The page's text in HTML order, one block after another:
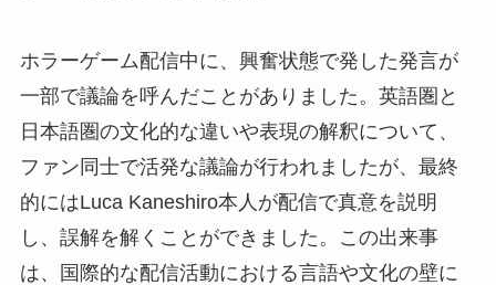
ホラーゲーム配信中に、興奮状態で発した発言が
一部で議論を呼んだことがありました。英語圏と
日本語圏の文化的な違いや表現の解釈について、
ファン同士で活発な議論が行われましたが、最終
的にはLuca Kaneshiro本人が配信で真意を説明
し、誤解を解くことができました。この出来事
は、国際的な配信活動における言語や文化の壁に